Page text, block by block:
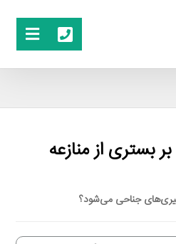
بستری از منازعه
جناحی می‌شود؟